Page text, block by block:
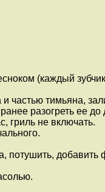
(каждый
частью тимьяна,
разогреть ее до
гриль не включать.
потушить,